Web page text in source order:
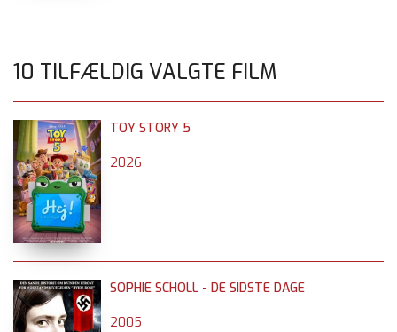
10 TILFÆLDIG VALGTE FILM
TOY STORY 5
2026
SOPHIE SCHOLL - DE SIDSTE DAGE
2005